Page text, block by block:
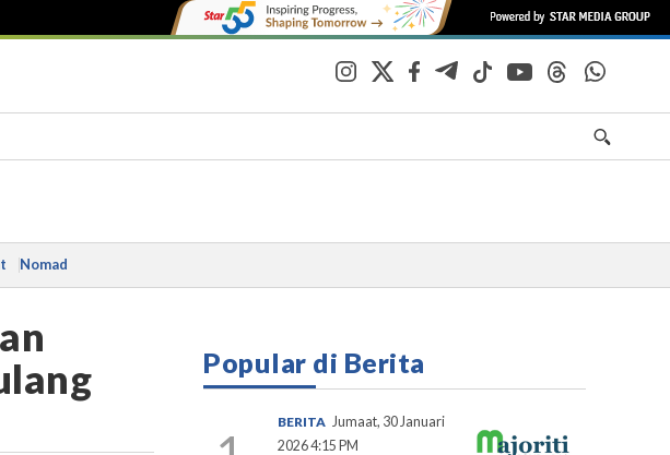
Nomad
Popular di Berita
BERITA Jumaat, 30 Januari
2026 4:15 PM